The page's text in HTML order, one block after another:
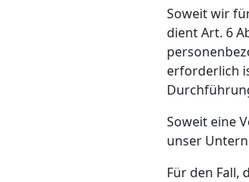
Soweit wir
dient Art. 6
erforderlich
Soweit eine
unser
Für den Fall,